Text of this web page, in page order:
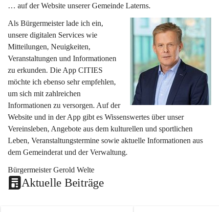
… auf der Website unserer Gemeinde Laterns.
Als Bürgermeister lade ich ein,
unsere digitalen Services wie
Mitteilungen, Neuigkeiten,
Veranstaltungen und Informationen
zu erkunden. Die App CITIES
möchte ich ebenso sehr empfehlen,
um sich mit zahlreichen
Informationen zu versorgen. Auf der
Website und in der App gibt es Wissenswertes über unser
Vereinsleben, Angebote aus dem kulturellen und sportlichen
Leben, Veranstaltungstermine sowie aktuelle Informationen aus
dem Gemeinderat und der Verwaltung.
Bürgermeister Gerold Welte
Aktuelle Beiträge